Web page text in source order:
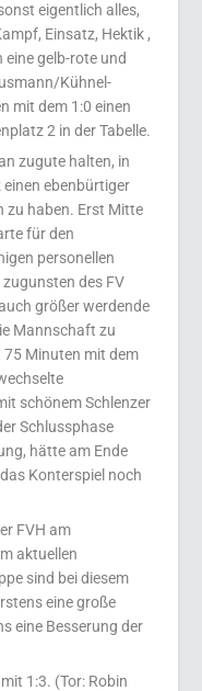
eigentlich alles,
Einsatz, Hektik ,
gelb-rote und
Kühnel-
mit dem 1:0 einen
2 in der Tabelle.
zugute halten, in
einen ebenbürtiger
zu haben. Erst Mitte
für den
personellen
des FV
größer werdende
Mannschaft zu
75 Minuten mit dem
schönem Schlenzer
Schlussphase
hätte am Ende
Konterspiel noch
FVH am
aktuellen
sind bei diesem
eine große
eine Besserung der
1:3. (Tor: Robin